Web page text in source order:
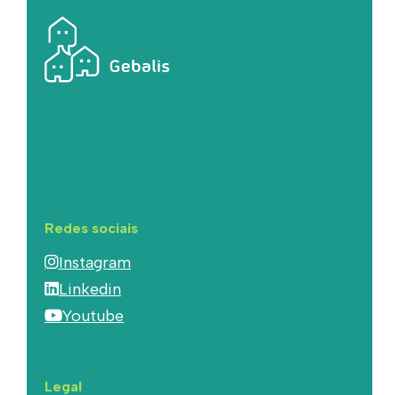
Redes sociais
Instagram
Linkedin
Youtube
Legal